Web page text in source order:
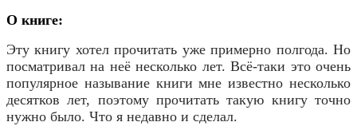
О книге:
Эту книгу хотел прочитать уже примерно полгода. Но
посматривал на неё несколько лет. Всё-таки это очень
популярное называние книги мне известно несколько
десятков лет, поэтому прочитать такую книгу точно
нужно было. Что я недавно и сделал.